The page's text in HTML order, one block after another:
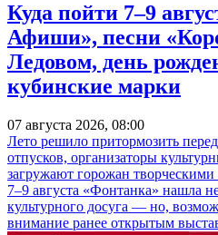
Куда пойти 7–9
Афиши», песни
Ледовом, день
кубинские марки
07 августа 2026, 08:00
Лето решило притормозить
отпусков, организаторы
загружают горожан
7–9 августа «Фонтанка» нашла
культурного досуга — но,
внимание ранее открытым